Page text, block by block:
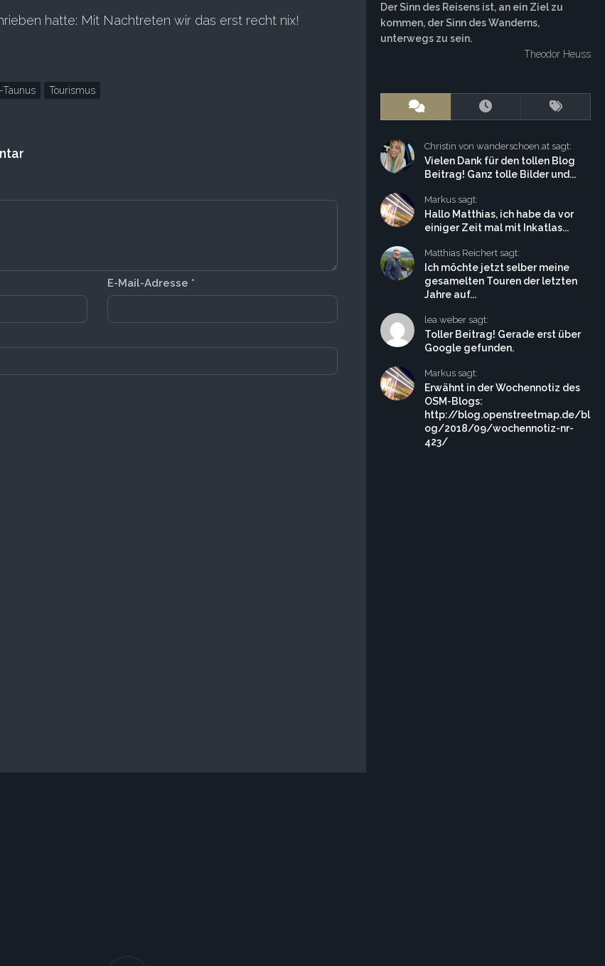
hatte: Mit Nachtreten wir das erst recht nix!
Taunus Tourismus
E-Mail-Adresse *
Der Sinn des Reisens ist, an ein Ziel zu
kommen, der Sinn des Wanderns,
unterwegs zu sein.
Theodor Heuss
Christin von wanderschoen.at sagt:
Vielen Dank für den tollen Blog
Beitrag! Ganz tolle Bilder und...
Markus sagt:
Hallo Matthias, ich habe da vor
einiger Zeit mal mit Inkatlas...
Matthias Reichert sagt:
Ich möchte jetzt selber meine
gesamelten Touren der letzten
Jahre auf...
lea weber sagt:
Toller Beitrag! Gerade erst über
Google gefunden.
Markus sagt:
Erwähnt in der Wochennotiz des
OSM-Blogs:
http://blog.openstreetmap.de/bl
og/2018/09/wochennotiz-nr-
423/